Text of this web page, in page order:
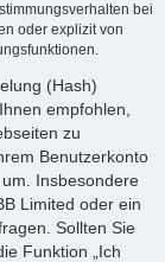
bei
oder explizit von
(Hash)
empfohlen,
zu
Benutzerkonto
Insbesondere
Limited oder ein
Sollten Sie
Funktion „Ich